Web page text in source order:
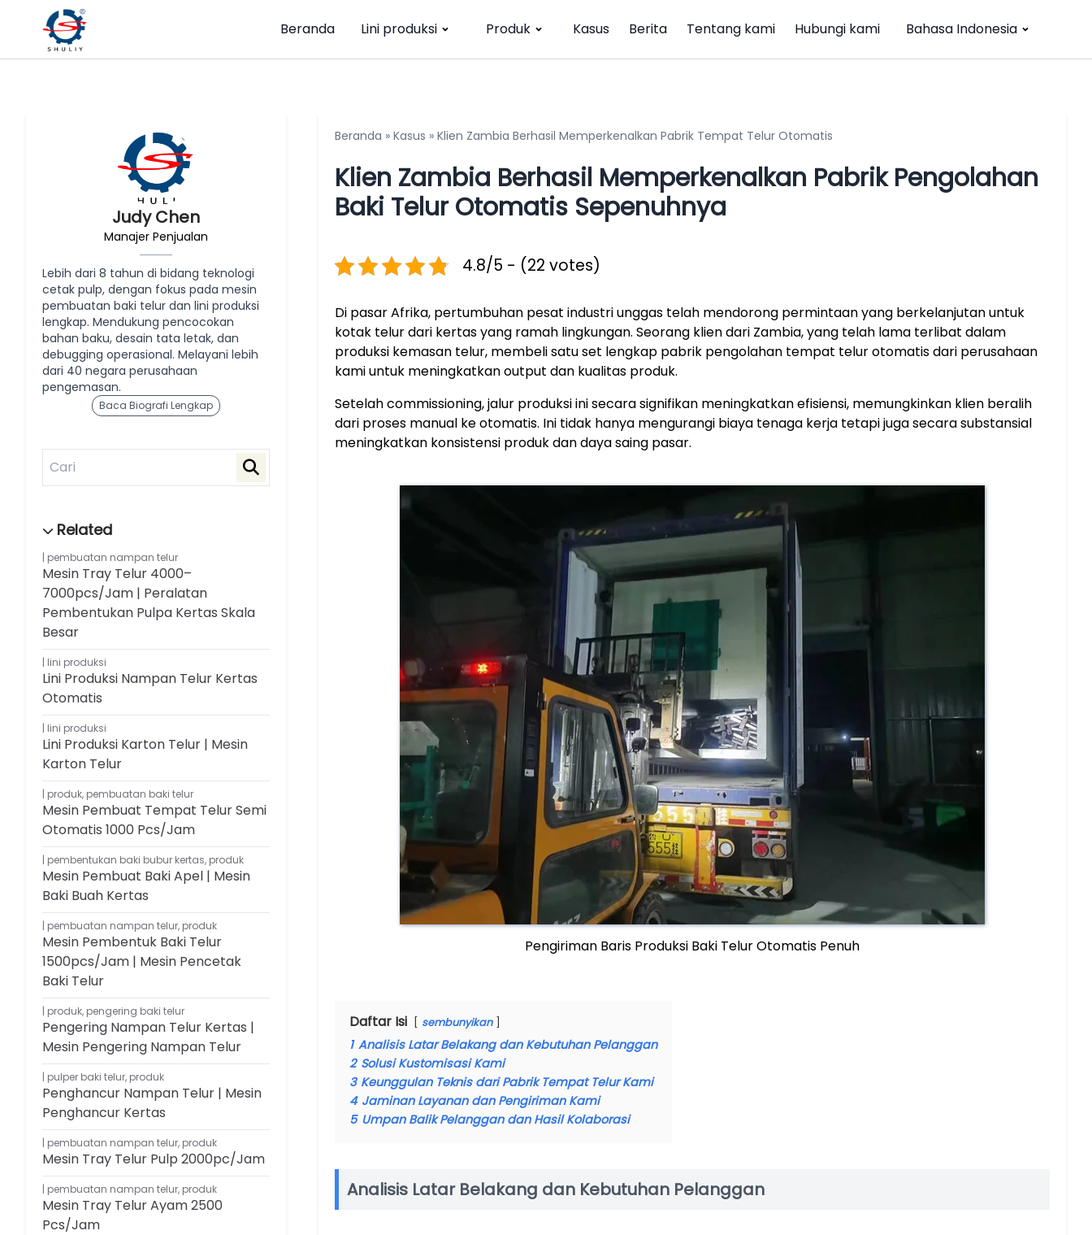
Beranda Lini produksi Produk Kasus Berita Tentang kami Hubungi kami Bahasa Indonesia
Judy Chen
Manajer Penjualan
Lebih dari 8 tahun di bidang teknologi
cetak pulp, dengan fokus pada mesin
pembuatan baki telur dan lini produksi
lengkap. Mendukung pencocokan
bahan baku, desain tata letak, dan
debugging operasional. Melayani lebih
dari 40 negara perusahaan
pengemasan.
Baca Biografi Lengkap
pembuatan nampan telur
Mesin Tray Telur 4000–
7000pcs/jam | Peralatan
Pembentukan Pulpa Kertas Skala
Besar
lini produksi
Lini Produksi Nampan Telur Kertas
Otomatis
lini produksi
Lini Produksi Karton Telur | Mesin
Karton Telur
produk, pembuatan baki telur
Mesin Pembuat Tempat Telur Semi
Otomatis 1000 Pcs/jam
pembentukan baki bubur kertas, produk
Mesin Pembuat Baki Apel | Mesin
Baki Buah Kertas
pembuatan nampan telur, produk
Mesin Pembentuk Baki Telur
1500pcs/jam | Mesin Pencetak
Baki Telur
produk, pengering baki telur
Pengering Nampan Telur Kertas |
Mesin Pengering Nampan Telur
pulper baki telur, produk
Penghancur Nampan Telur | Mesin
Penghancur Kertas
pembuatan nampan telur, produk
Mesin Tray Telur Pulp 2000pc/jam
pembuatan nampan telur, produk
Mesin Tray Telur Ayam 2500
Pcs/jam
Beranda » Kasus » Klien Zambia Berhasil Memperkenalkan Pabrik Tempat Telur Otomatis
Klien Zambia Berhasil Memperkenalkan Pabrik Pengolahan
Baki Telur Otomatis Sepenuhnya
4.8/5 - (22 votes)
Di pasar Afrika, pertumbuhan pesat industri unggas telah mendorong permintaan yang berkelanjutan untuk
kotak telur dari kertas yang ramah lingkungan. Seorang klien dari Zambia, yang telah lama terlibat dalam
produksi kemasan telur, membeli satu set lengkap pabrik pengolahan tempat telur otomatis dari perusahaan
kami untuk meningkatkan output dan kualitas produk.
Setelah commissioning, jalur produksi ini secara signifikan meningkatkan efisiensi, memungkinkan klien beralih
dari proses manual ke otomatis. Ini tidak hanya mengurangi biaya tenaga kerja tetapi juga secara substansial
meningkatkan konsistensi produk dan daya saing pasar.
Pengiriman Baris Produksi Baki Telur Otomatis Penuh
Daftar Isi sembunyikan
1 Analisis Latar Belakang dan Kebutuhan Pelanggan
2 Solusi Kustomisasi Kami
3 Keunggulan Teknis dari Pabrik Tempat Telur Kami
4 Jaminan Layanan dan Pengiriman Kami
5 Umpan Balik Pelanggan dan Hasil Kolaborasi
Analisis Latar Belakang dan Kebutuhan Pelanggan